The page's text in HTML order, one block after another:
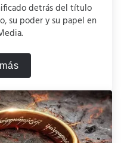
detrás del título
su poder y su papel en
qué Gandalf era “El